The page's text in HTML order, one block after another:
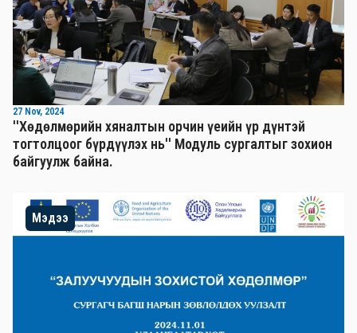
27 Nov, 2024
''Хөдөлмөрийн хяналтын орчин үеийн үр дүнтэй
тогтолцоог бүрдүүлэх нь'' Mодуль сургалтыг зохион
байгуулж байна.
Мэдээ